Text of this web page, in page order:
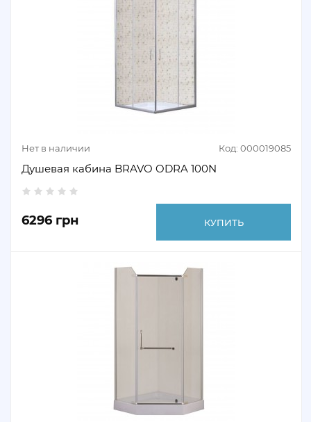
Нет в наличии Код: 000019085
Душевая кабина BRAVO ODRA 100N
6296 грн КУПИТЬ